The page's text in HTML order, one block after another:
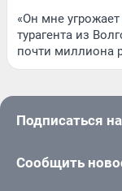
«Он мне
турагента из
почти миллиона
Подписаться
Сообщить